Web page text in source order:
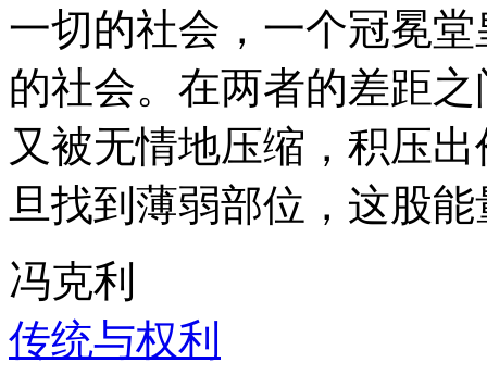
一切的社会，一个冠冕
的社会。在两者的差距
又被无情地压缩，积压
旦找到薄弱部位，这股
冯克利
传统与权利